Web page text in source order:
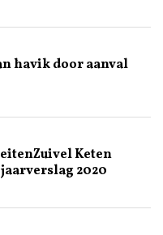
havik door aanval
Keten
2020